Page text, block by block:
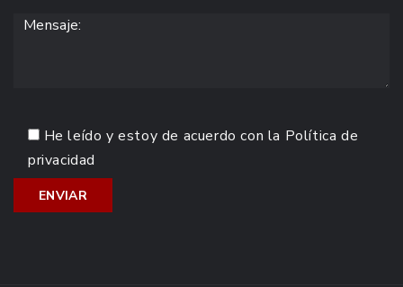
He leído y estoy de acuerdo con la Política de
privacidad